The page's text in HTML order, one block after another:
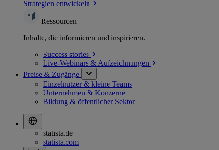
Strategien entwickeln
Ressourcen
Inhalte, die informieren und inspirieren.
Success stories
Live-Webinars & Aufzeichnungen
Preise & Zugänge
Einzelnutzer & kleine Teams
Unternehmen & Konzerne
Bildung & öffentlicher Sektor
statista.de
statista.com